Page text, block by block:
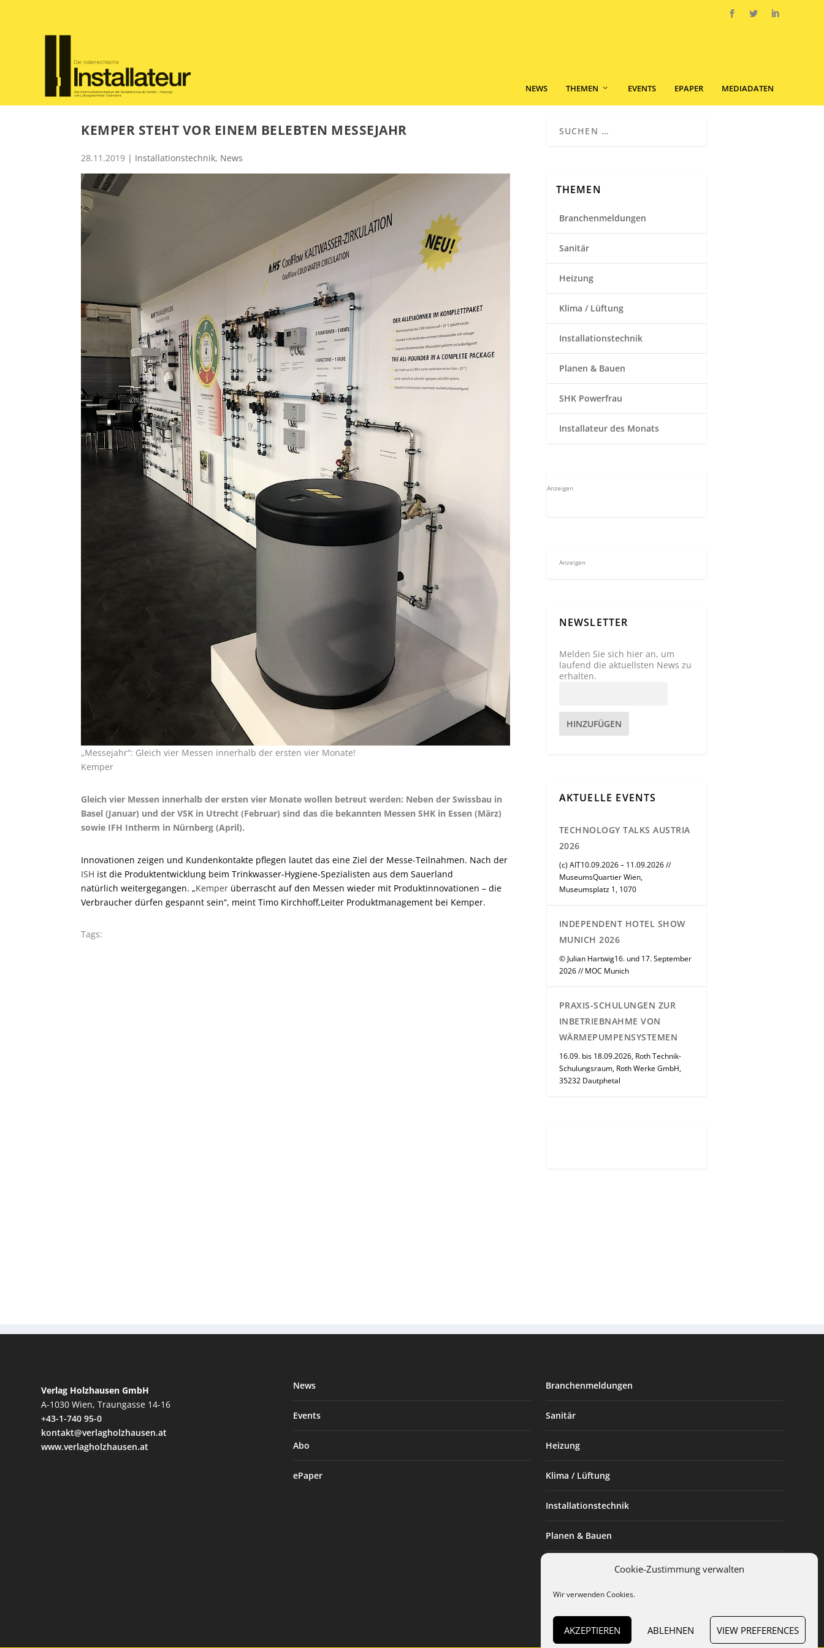
Cookie-Zustimmung verwalten
Wir verwenden Cookies.
AKZEPTIEREN ABLEHNEN VIEW PREFERENCES
NEWS THEMEN EVENTS EPAPER MEDIADATEN
KEMPER STEHT VOR EINEM BELEBTEN MESSEJAHR
28.11.2019 | Installationstechnik, News
„Messejahr“: Gleich vier Messen innerhalb der ersten vier Monate!
Kemper
Gleich vier Messen innerhalb der ersten vier Monate wollen betreut werden: Neben der Swissbau in
Basel (Januar) und der VSK in Utrecht (Februar) sind das die bekannten Messen SHK in Essen (März)
sowie IFH Intherm in Nürnberg (April).
Innovationen zeigen und Kundenkontakte pflegen lautet das eine Ziel der Messe-Teilnahmen. Nach der
ISH ist die Produktentwicklung beim Trinkwasser-Hygiene-Spezialisten aus dem Sauerland
natürlich weitergegangen. „Kemper überrascht auf den Messen wieder mit Produktinnovationen – die
Verbraucher dürfen gespannt sein“, meint Timo Kirchhoff,Leiter Produktmanagement bei Kemper.
Tags:
THEMEN
Branchenmeldungen
Sanitär
Heizung
Klima / Lüftung
Installationstechnik
Planen & Bauen
SHK Powerfrau
Installateur des Monats
Anzeigen
Anzeigen
NEWSLETTER
Melden Sie sich hier an, um
laufend die aktuellsten News zu
erhalten.
HINZUFÜGEN
AKTUELLE EVENTS
TECHNOLOGY TALKS AUSTRIA
2026
(c) AIT10.09.2026 – 11.09.2026 //
MuseumsQuartier Wien,
Museumsplatz 1, 1070
INDEPENDENT HOTEL SHOW
MUNICH 2026
© Julian Hartwig16. und 17. September
2026 // MOC Munich
PRAXIS-SCHULUNGEN ZUR
INBETRIEBNAHME VON
WÄRMEPUMPENSYSTEMEN
16.09. bis 18.09.2026, Roth Technik-
Schulungsraum, Roth Werke GmbH,
35232 Dautphetal
Verlag Holzhausen GmbH
A-1030 Wien, Traungasse 14-16
+43-1-740 95-0
kontakt@verlagholzhausen.at
www.verlagholzhausen.at
News
Events
Abo
ePaper
Branchenmeldungen
Sanitär
Heizung
Klima / Lüftung
Installationstechnik
Planen & Bauen
Installateur des Monats